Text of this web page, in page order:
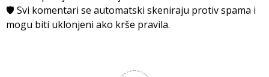
🛡️ Svi komentari se automatski skeniraju protiv spama i
mogu biti uklonjeni ako krše pravila.